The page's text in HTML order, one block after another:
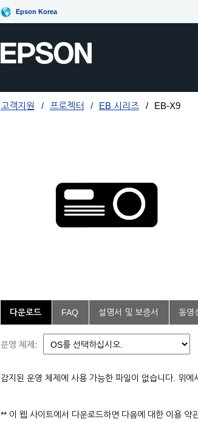
Epson Korea
고객지원 프로젝터 EB 시리즈 EB-X9
다운로드 FAQ 설명서 및 보증서 동영
운영 체제:
감지된 운영 체제에 사용 가능한 파일이 없습니다. 위에
** 이 웹 사이트에서 다운로드하면 다음에 대한 이용 약